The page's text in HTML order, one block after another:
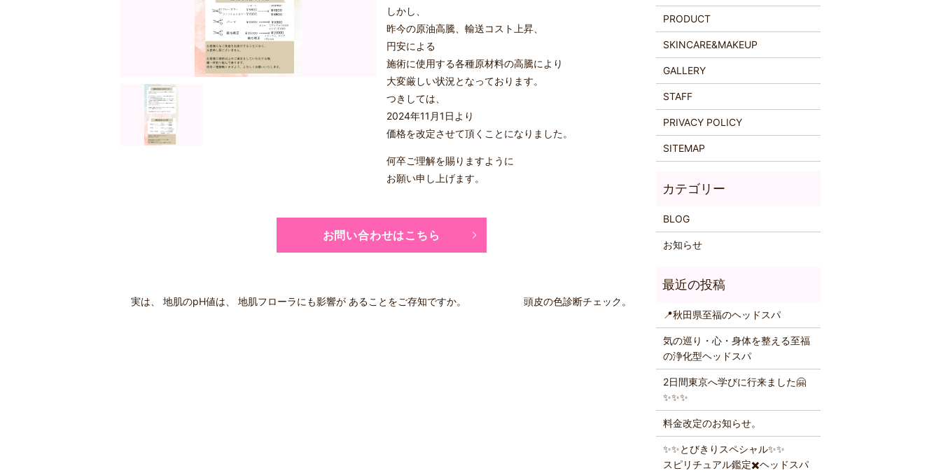
しかし、
昨今の原油高騰、輸送コスト上昇、
円安による
施術に使用する各種原材料の高騰により
大変厳しい状況となっております。
つきしては、
2024年11月1日より
価格を改定させて頂くことになりました。
何卒ご理解を賜りますように
お願い申し上げます。
お問い合わせはこちら
実は、 地肌のpH値は、 地肌フローラにも影響が あることをご存知ですか。 頭皮の色診断チェック。
PRODUCT
SKINCARE&MAKEUP
GALLERY
STAFF
PRIVACY POLICY
SITEMAP
BLOG
お知らせ
📍秋田県至福のヘッドスパ
気の巡り・心・身体を整える至福
の浄化型ヘッドスパ
2日間東京へ学びに行来ました🤗
✨️✨️✨️
料金改定のお知らせ。
✨️✨️とびきりスペシャル✨️✨️
スピリチュアル鑑定✖️ヘッドスパ